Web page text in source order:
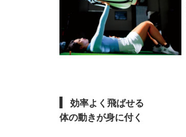
効率よく飛ばせる
体の動きが身に付く